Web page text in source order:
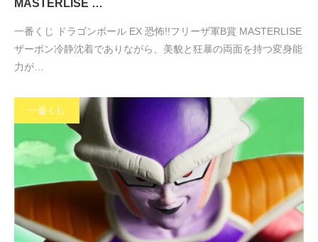
MASTERLISE …
一番くじ ドラゴンボール EX 恐怖!!フリーザ軍B賞 MASTERLISE
ザーボン冷静沈着でありながら、美貌と狂暴の両面を持つ変身能
力が…
一番くじ